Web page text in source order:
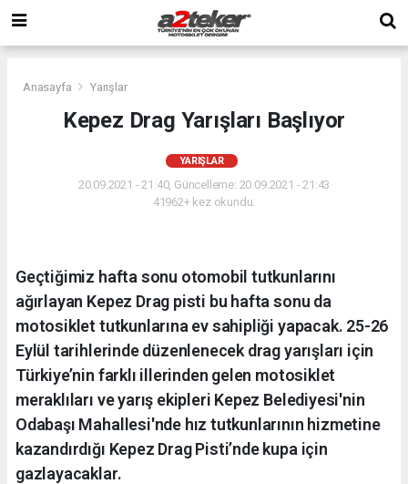
Anasayfa Yarışlar
Kepez Drag Yarışları Başlıyor
YARIŞLAR
20.09.2021 - 21:40, Güncelleme: 20.09.2021 - 21:43
41962+ kez okundu.
Geçtiğimiz hafta sonu otomobil tutkunlarını
ağırlayan Kepez Drag pisti bu hafta sonu da
motosiklet tutkunlarına ev sahipliği yapacak. 25-26
Eylül tarihlerinde düzenlenecek drag yarışları için
Türkiye’nin farklı illerinden gelen motosiklet
meraklıları ve yarış ekipleri Kepez Belediyesi'nin
Odabaşı Mahallesi'nde hız tutkunlarının hizmetine
kazandırdığı Kepez Drag Pisti’nde kupa için
gazlayacaklar.